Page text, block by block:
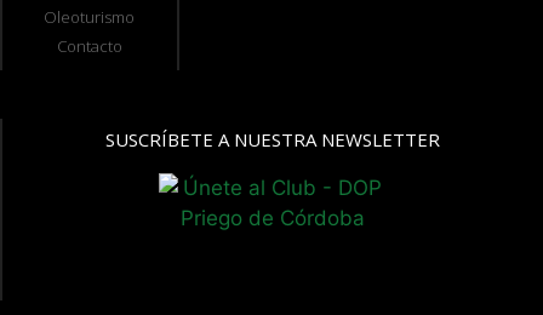
Oleoturismo
Contacto
SUSCRÍBETE A NUESTRA NEWSLETTER